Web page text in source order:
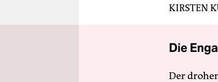
KIRSTEN
Die
Der